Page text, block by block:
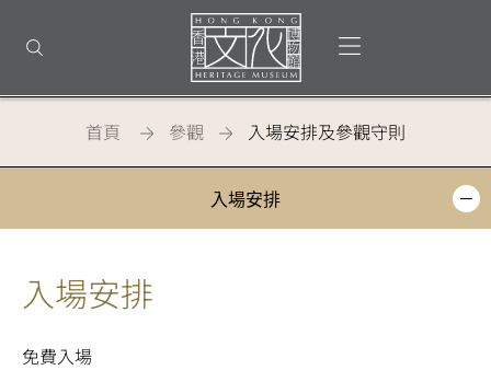
部
打開搜尋
首
頁
打開選單
首頁 參觀 入場安排及參觀守則
港
化
博
入場安排
入場安排
免費入場